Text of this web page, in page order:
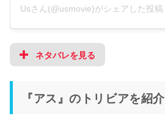
Usさん(@usmovie)がシェアした投稿
ネタバレを見る
『アス』のトリビアを紹介